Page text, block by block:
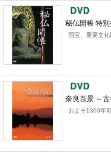
秘仏開帳 特
国宝、重要文
奈良百景 ～
およそ1300年